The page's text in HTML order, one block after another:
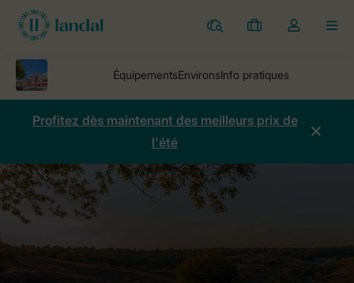
Parcs
Mes
Toggle
dropdown
Profitez dès maintenant des meilleurs prix de
l'été
Parcs Résidence Wijngaerde Comparaison des prix